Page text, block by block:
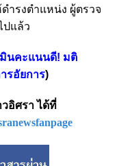
ำรงตำแหน่ง ผู้ตรวจ
ปแล้ว
นคะแนนดี! มติ
รอัยการ)
อิศรา ได้ที่